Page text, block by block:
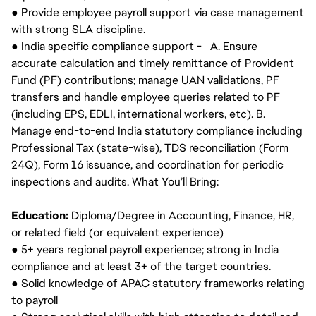
● Provide employee payroll support via case management
with strong SLA discipline.
● India specific compliance support - A. Ensure
accurate calculation and timely remittance of Provident
Fund (PF) contributions; manage UAN validations, PF
transfers and handle employee queries related to PF
(including EPS, EDLI, international workers, etc). B.
Manage end-to-end India statutory compliance including
Professional Tax (state-wise), TDS reconciliation (Form
24Q), Form 16 issuance, and coordination for periodic
inspections and audits. What You’ll Bring:
Education: Diploma/Degree in Accounting, Finance, HR,
or related field (or equivalent experience)
● 5+ years regional payroll experience; strong in India
compliance and at least 3+ of the target countries.
● Solid knowledge of APAC statutory frameworks relating
to payroll